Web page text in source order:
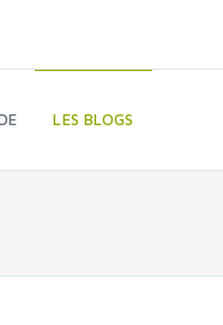
LES BLOGS